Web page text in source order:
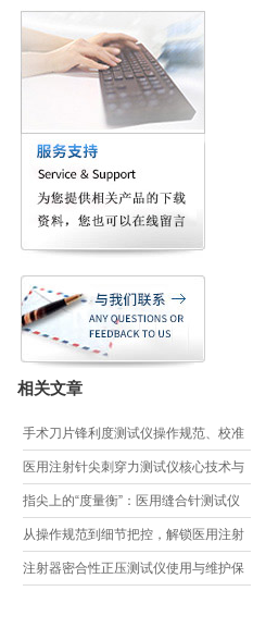
相关文章
手术刀片锋利度测试仪操作规范、校准
方法与常见误差来源一文搞定
医用注射针尖刺穿力测试仪核心技术与
应用价值解析
指尖上的“度量衡”：医用缝合针测试仪
如何守护手术安全
从操作规范到细节把控，解锁医用注射
针测试仪避坑指南
注射器密合性正压测试仪使用与维护保